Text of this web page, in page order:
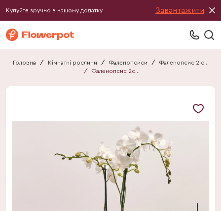
Купуйте зручно в нашому додатку Завантажити
Головна / Кімнатні рослини / Фаленопсиси /
Фаленопсис 2 стебла
/
Фаленопсис 2ст. білий мікс